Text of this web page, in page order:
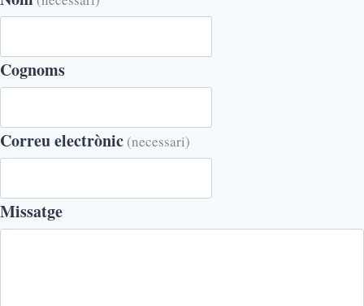
Cognoms
Correu electrònic (necessari)
Missatge